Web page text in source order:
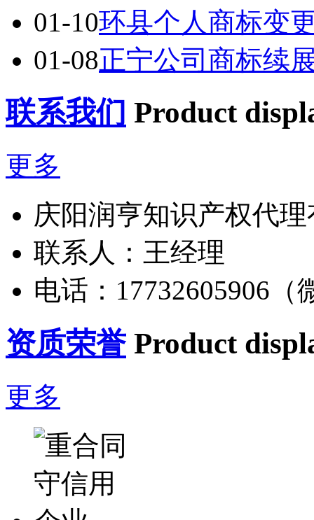
01-10环县个人商标变
01-08正宁公司商标续
联系我们 Product
更多
庆阳润亨知识产权代
联系人：王经理
电话：17732605906（
资质荣誉 Product
更多